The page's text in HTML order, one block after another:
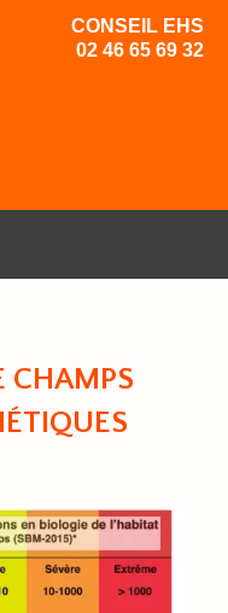
CONSEIL EHS
02 46 65 69 32
CHAMPS